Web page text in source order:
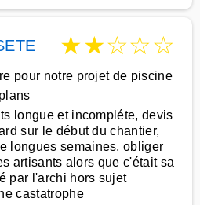
★★☆☆☆
pour notre projet de piscine
longue et incompléte, devis
sur le début du chantier,
longues semaines, obliger
artisants alors que c'était sa
par l'archi hors sujet
castatrophe